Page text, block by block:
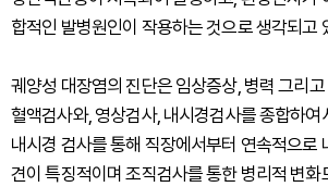
합적인 발병원인이 작용하는 것으로 생각되고
궤양성 대장염의 진단은 임상증상, 병력 그리
혈액검사와, 영상검사, 내시경검사를 종합하여
내시경 검사를 통해 직장에서부터 연속적으로
견이 특징적이며 조직검사를 통한 병리적 변화